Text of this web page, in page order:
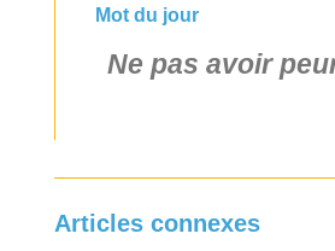
Mot du jour
Ne pas avoir
Articles connexes